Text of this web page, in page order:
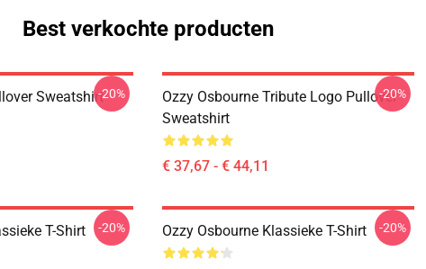
Best verkochte producten
Sweatshirt-20%
Ozzy Osbourne Tribute Logo Pullover
Sweatshirt
€ 37,67 - € 44,11
-20%
T-Shirt -20% Ozzy Osbourne Klassieke T-Shirt -20%